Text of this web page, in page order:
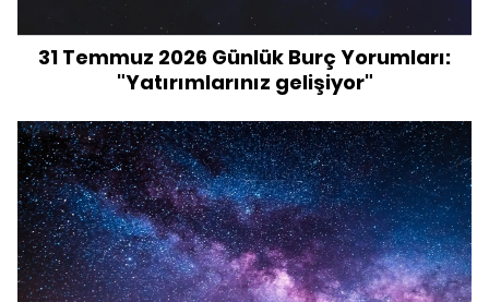
31 Temmuz 2026 Günlük Burç Yorumları:
"Yatırımlarınız gelişiyor"